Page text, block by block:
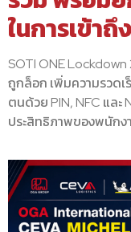
ในการเข้าถึง
SOTI ONE
ถูกล็อก เพิ่มความรวดเ
ตนด้วย PIN, NFC และ
ประสิทธิภาพของพนักง